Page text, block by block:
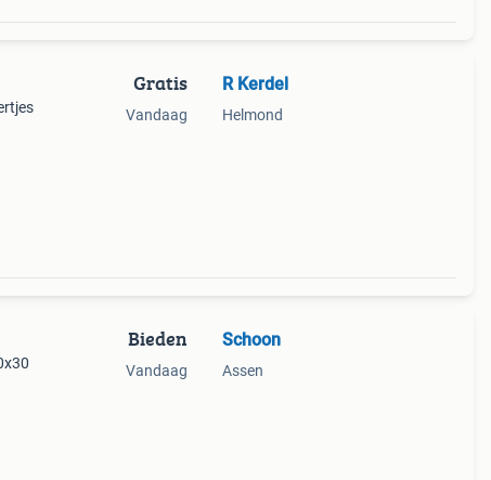
Gratis
Vandaag
R Kerdel
Helmond
Bieden
Vandaag
Schoon
Assen